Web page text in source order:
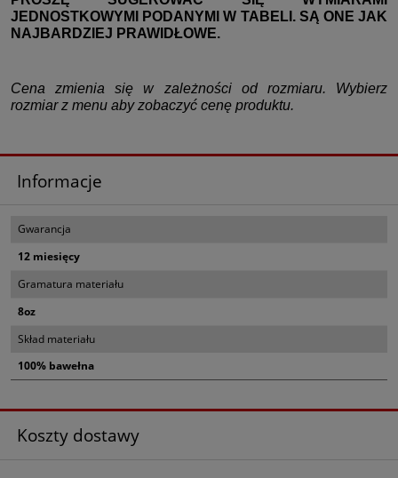
JEDNOSTKOWYMI PODANYMI W TABELI. SĄ ONE JAK
NAJBARDZIEJ PRAWIDŁOWE.
Cena zmienia się w zależności od rozmiaru. Wybierz
rozmiar z menu aby zobaczyć cenę produktu.
Informacje
Gwarancja
12 miesięcy
Gramatura materiału
8oz
Skład materiału
100% bawełna
Koszty dostawy